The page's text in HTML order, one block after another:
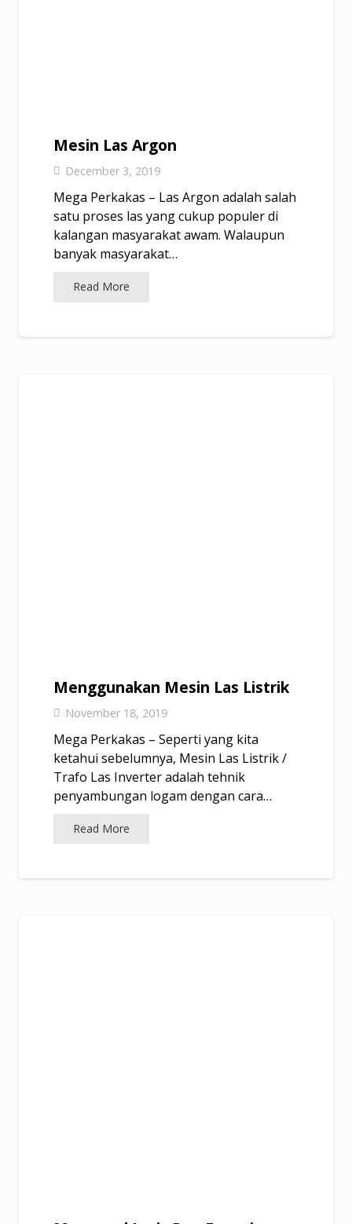
Mesin Las Argon
December 3, 2019
Mega Perkakas – Las Argon adalah salah
satu proses las yang cukup populer di
kalangan masyarakat awam. Walaupun
banyak masyarakat…
Read More
Menggunakan Mesin Las Listrik
November 18, 2019
Mega Perkakas – Seperti yang kita
ketahui sebelumnya, Mesin Las Listrik /
Trafo Las Inverter adalah tehnik
penyambungan logam dengan cara…
Read More